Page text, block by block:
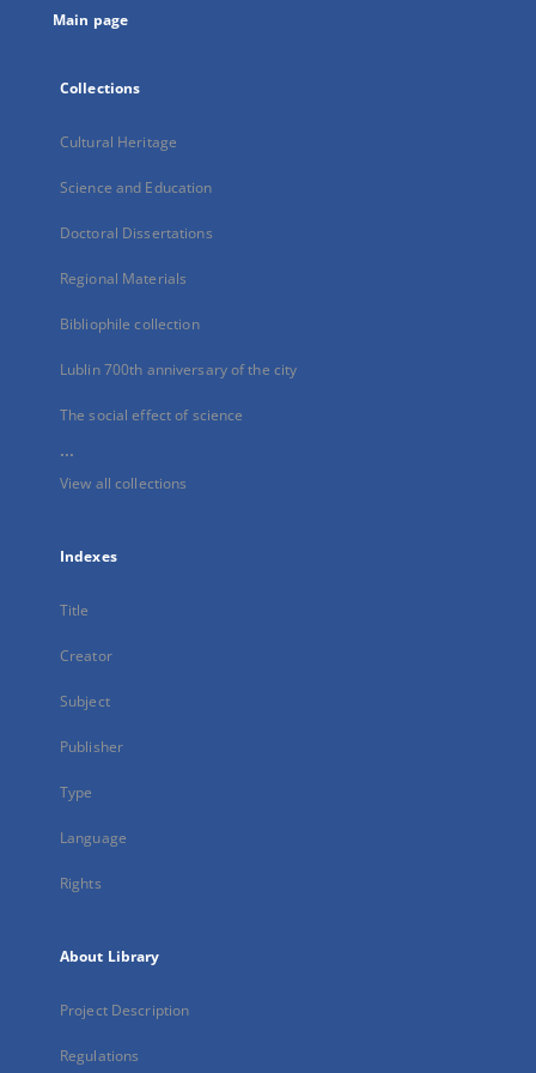
Main page
Collections
Cultural Heritage
Science and Education
Doctoral Dissertations
Regional Materials
Bibliophile collection
Lublin 700th anniversary of the city
The social effect of science
...
View all collections
Indexes
Title
Creator
Subject
Publisher
Type
Language
Rights
About Library
Project Description
Regulations